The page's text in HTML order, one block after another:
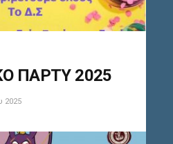
ΠΑΡΤΥ 2025
2025